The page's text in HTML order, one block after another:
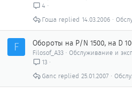
4
14.03.2006
Гоша
F Обороты на P/N 1500, на D
Filosof_A33
Обслуживание и
13
25.01.2007
Ganc